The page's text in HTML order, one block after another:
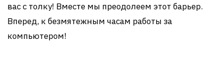
вас с толку! Вместе мы преодолеем этот барьер.
Вперед, к безмятежным часам работы за
компьютером!